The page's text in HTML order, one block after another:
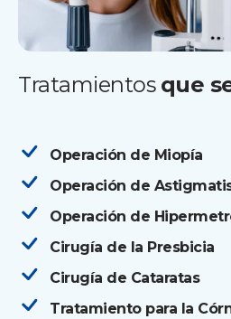
Tratamientos que
Operación de Miopía
Operación de
Operación de
Cirugía de la Presbicia
Cirugía de Cataratas
Tratamiento para la